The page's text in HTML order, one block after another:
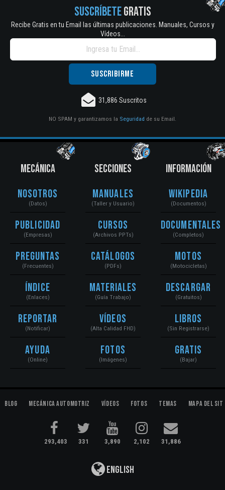
SUSCRÍBETEGRATIS
Recibe Gratis en tu Email las últimas publicaciones. Manuales, Cursos y
Vídeos...
31,886 Suscritos
NO SPAM y garantizamos la Seguridad de su Email.
MECÁNICA
Nosotros
(Datos)
Publicidad
(Empresas)
Preguntas
(Frecuentes)
Índice
(Enlaces)
Reportar
(Notificar)
Ayuda
(Online)
SECCIONES
Manuales
(Taller y Usuario)
Cursos
(Archivos PPTs)
Catálogos
(PDFs)
Materiales
(Guía Trabajo)
Vídeos
(Alta Calidad FHD)
Fotos
(Imágenes)
INFORMACIÓN
Wikipedia
(Documentos)
Documentales
(Completos)
Motos
(Motocicletas)
Descargar
(Gratuitos)
Libros
(Sin Registrarse)
Gratis
(Bajar)
Blog Mecánica Automotriz Vídeos Fotos Temas Mapa del
293,403 331 3,890 2,102 31,886
English